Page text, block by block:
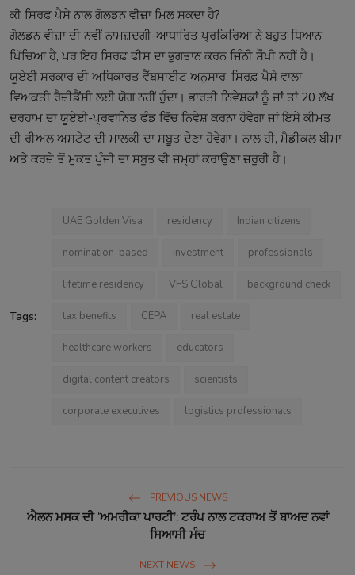
ਕੀ ਸਿਰਫ਼ ਪੈਸੇ ਨਾਲ ਗੋਲਡਨ ਵੀਜ਼ਾ ਮਿਲ ਸਕਦਾ ਹੈ?
ਗੋਲਡਨ ਵੀਜ਼ਾ ਦੀ ਨਵੀਂ ਨਾਮਜ਼ਦਗੀ-ਆਧਾਰਿਤ ਪ੍ਰਕਿਰਿਆ ਨੇ ਬਹੁਤ ਧਿਆਨ
ਖਿੱਚਿਆ ਹੈ, ਪਰ ਇਹ ਸਿਰਫ਼ ਫੀਸ ਦਾ ਭੁਗਤਾਨ ਕਰਨ ਜਿੰਨੀ ਸੌਖੀ ਨਹੀਂ ਹੈ।
ਯੂਏਈ ਸਰਕਾਰ ਦੀ ਅਧਿਕਾਰਤ ਵੈੱਬਸਾਈਟ ਅਨੁਸਾਰ, ਸਿਰਫ਼ ਪੈਸੇ ਵਾਲਾ
ਵਿਅਕਤੀ ਰੈਜ਼ੀਡੈਂਸੀ ਲਈ ਯੋਗ ਨਹੀਂ ਹੁੰਦਾ। ਭਾਰਤੀ ਨਿਵੇਸ਼ਕਾਂ ਨੂੰ ਜਾਂ ਤਾਂ 20 ਲੱਖ
ਦਰਹਾਮ ਦਾ ਯੂਏਈ-ਪ੍ਰਵਾਨਿਤ ਫੰਡ ਵਿੱਚ ਨਿਵੇਸ਼ ਕਰਨਾ ਹੋਵੇਗਾ ਜਾਂ ਇਸੇ ਕੀਮਤ
ਦੀ ਰੀਅਲ ਅਸਟੇਟ ਦੀ ਮਾਲਕੀ ਦਾ ਸਬੂਤ ਦੇਣਾ ਹੋਵੇਗਾ। ਨਾਲ ਹੀ, ਮੈਡੀਕਲ ਬੀਮਾ
ਅਤੇ ਕਰਜ਼ੇ ਤੋਂ ਮੁਕਤ ਪੂੰਜੀ ਦਾ ਸਬੂਤ ਵੀ ਜਮ੍ਹਾਂ ਕਰਾਉਣਾ ਜ਼ਰੂਰੀ ਹੈ।
Tags:
UAE Golden Visa residency Indian citizens
nomination-based investment professionals
lifetime residency VFS Global background check
tax benefits CEPA real estate
healthcare workers educators
digital content creators scientists
corporate executives logistics professionals
PREVIOUS NEWS
ਐਲਨ ਮਸਕ ਦੀ ‘ਅਮਰੀਕਾ ਪਾਰਟੀ’: ਟਰੰਪ ਨਾਲ ਟਕਰਾਅ ਤੋਂ ਬਾਅਦ ਨਵਾਂ
ਸਿਆਸੀ ਮੰਚ
NEXT NEWS